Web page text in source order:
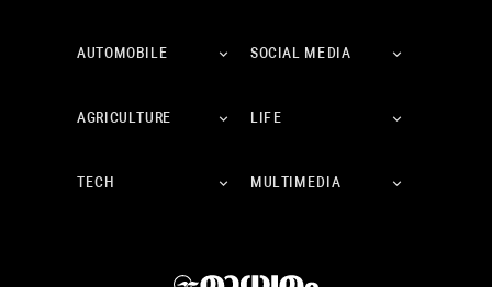
AUTOMOBILE SOCIAL MEDIA
AGRICULTURE LIFE
TECH MULTIMEDIA